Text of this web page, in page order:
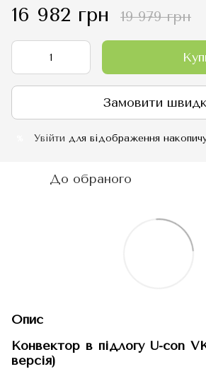
16 982 грн 19 979 грн
Замовити
Увійти для відображення
До обраного
Опис
Конвектор в підлогу U-con
версія)